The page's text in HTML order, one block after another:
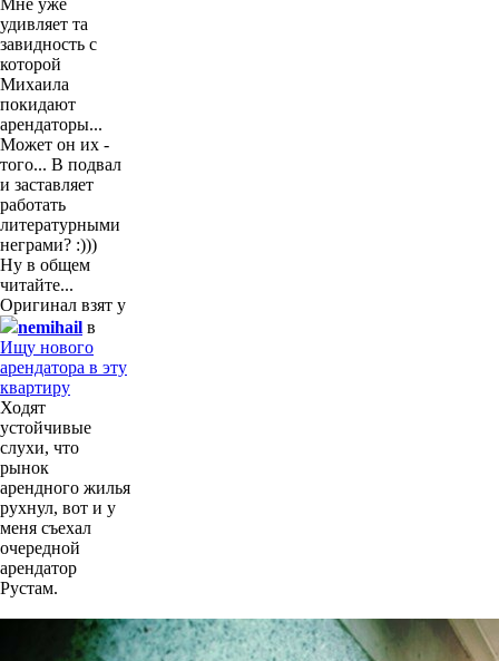
Мне уже
удивляет та
завидность с
которой
Михаила
покидают
арендаторы...
Может он их -
того... В подвал
и заставляет
работать
литературными
неграми? :)))
Ну в общем
читайте...
Оригинал взят у
nemihailв
Ищу нового
арендатора в эту
квартиру
Ходят
устойчивые
слухи, что
рынок
арендного жилья
рухнул, вот и у
меня съехал
очередной
арендатор